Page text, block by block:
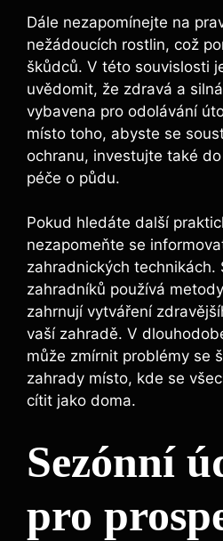
Dále nezapomínejte na
nežádoucích rostlin, což
škůdců. V této souvislosti
uvědomit, že zdravá a
vybavena pro odolávání
místo toho, abyste se
ochranu, investujte také
péče o půdu.
Pokud hledáte další
nezapomeňte se
zahradnických technikách.
zahradníků používá
zahrnují vytváření
vaší zahradě. V
může zmírnit problémy se
zahrady místo, kde se
cítit jako doma.
Sezónní
pro